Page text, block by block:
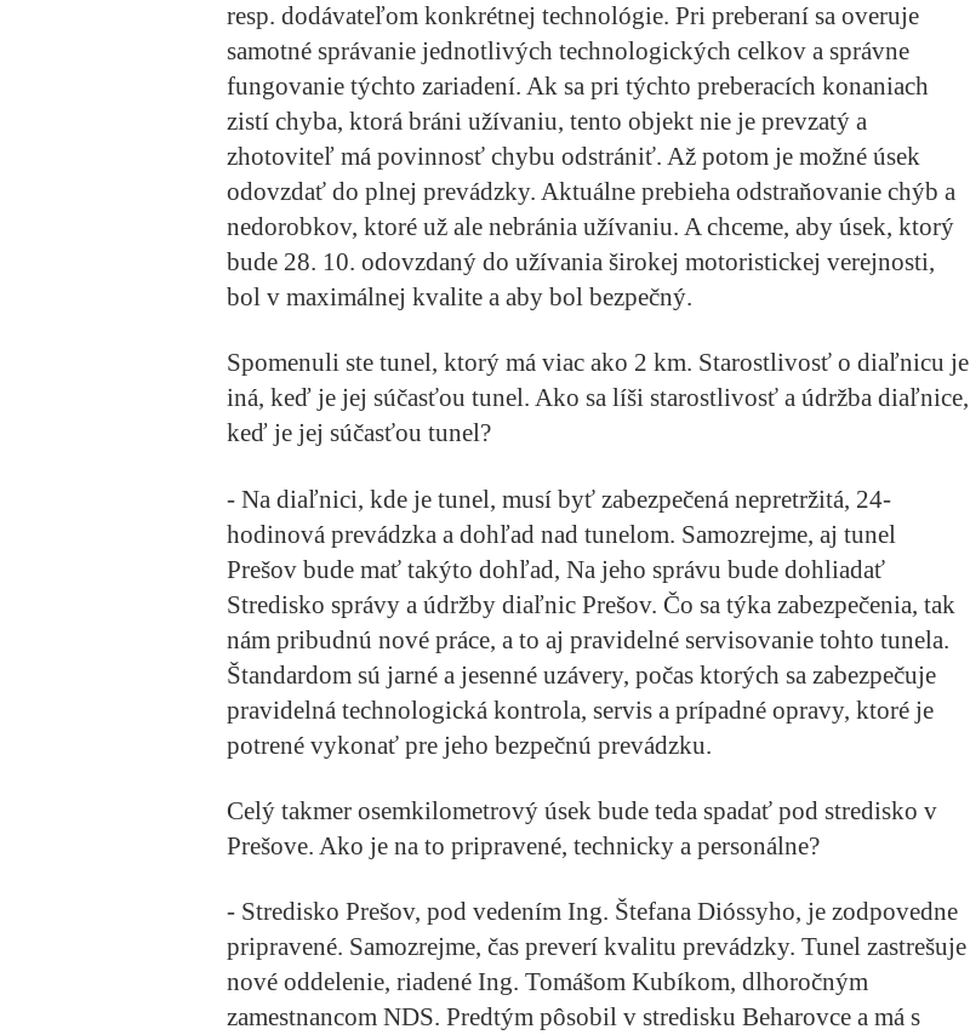
resp. dodávateľom konkrétnej technológie. Pri preberaní sa overuje
samotné správanie jednotlivých technologických celkov a správne
fungovanie týchto zariadení. Ak sa pri týchto preberacích konaniach
zistí chyba, ktorá bráni užívaniu, tento objekt nie je prevzatý a
zhotoviteľ má povinnosť chybu odstrániť. Až potom je možné úsek
odovzdať do plnej prevádzky. Aktuálne prebieha odstraňovanie chýb a
nedorobkov, ktoré už ale nebránia užívaniu. A chceme, aby úsek, ktorý
bude 28. 10. odovzdaný do užívania širokej motoristickej verejnosti,
bol v maximálnej kvalite a aby bol bezpečný.
Spomenuli ste tunel, ktorý má viac ako 2 km. Starostlivosť o diaľnicu je
iná, keď je jej súčasťou tunel. Ako sa líši starostlivosť a údržba diaľnice,
keď je jej súčasťou tunel?
- Na diaľnici, kde je tunel, musí byť zabezpečená nepretržitá, 24-
hodinová prevádzka a dohľad nad tunelom. Samozrejme, aj tunel
Prešov bude mať takýto dohľad, Na jeho správu bude dohliadať
Stredisko správy a údržby diaľnic Prešov. Čo sa týka zabezpečenia, tak
nám pribudnú nové práce, a to aj pravidelné servisovanie tohto tunela.
Štandardom sú jarné a jesenné uzávery, počas ktorých sa zabezpečuje
pravidelná technologická kontrola, servis a prípadné opravy, ktoré je
potrené vykonať pre jeho bezpečnú prevádzku.
Celý takmer osemkilometrový úsek bude teda spadať pod stredisko v
Prešove. Ako je na to pripravené, technicky a personálne?
- Stredisko Prešov, pod vedením Ing. Štefana Dióssyho, je zodpovedne
pripravené. Samozrejme, čas preverí kvalitu prevádzky. Tunel zastrešuje
nové oddelenie, riadené Ing. Tomášom Kubíkom, dlhoročným
zamestnancom NDS. Predtým pôsobil v stredisku Beharovce a má s